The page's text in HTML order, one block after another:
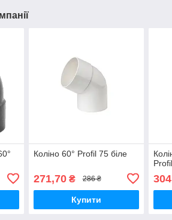
Коліно 60° Profil 75 біле
271,70₴ 286 ₴
Купити